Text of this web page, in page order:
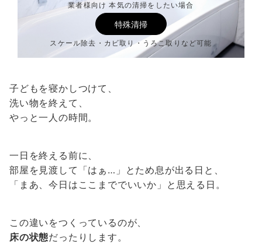
業者様向け 本気の清掃をしたい場合
特殊清掃
スケール除去・カビ取り・うろこ取りなど可能
子どもを寝かしつけて、
洗い物を終えて、
やっと一人の時間。
一日を終える前に、
部屋を見渡して「はぁ…」とため息が出る日と、
「まあ、今日はここまででいいか」と思える日。
この違いをつくっているのが、
床の状態だったりします。